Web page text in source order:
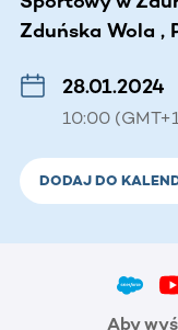
Zduńska Wola ,
28.01.2024
10:00
DODAJ DO
Aby